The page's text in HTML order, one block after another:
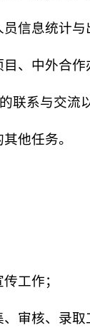
信息统计
、中外合
联系与交流
他任务。
工作；
审核、录取